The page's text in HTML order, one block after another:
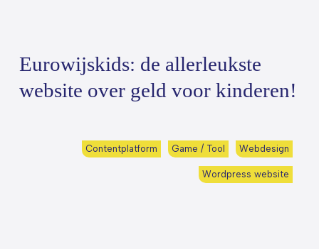
Eurowijskids: de allerleukste
website over geld voor kinderen!
Contentplatform Game / Tool Webdesign
Wordpress website